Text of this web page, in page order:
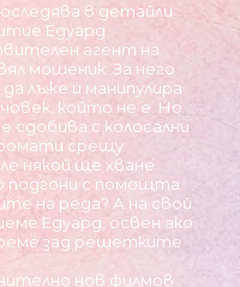
в детайли
Едуард
агент на
мошеник. За него
лъже и манипулира
който не е. Но
сдобива с колосални
срещу
някой ще хване
подгони с помощта
на реда? А на свой
Едуард, освен ако
зад решетките
нов филмов